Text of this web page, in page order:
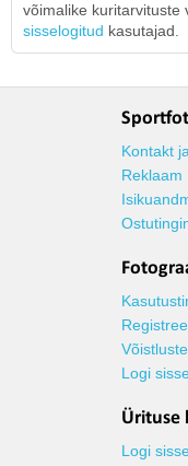
võimalike kuritarvituste
sisselogitud kasutajad.
Kontakt
Reklaam
Logi
Ürituse
Logi